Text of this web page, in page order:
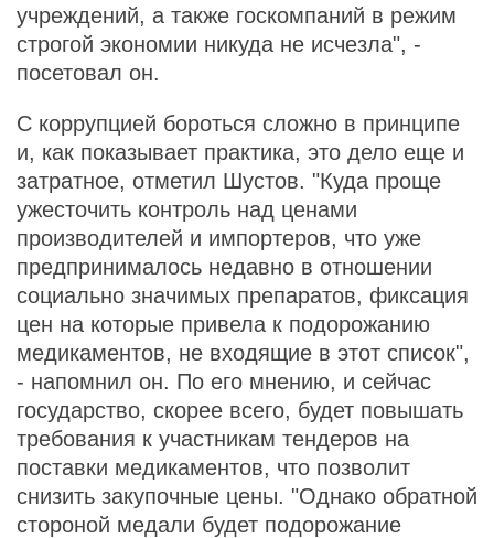
учреждений, а также госкомпаний в режим
строгой экономии никуда не исчезла", -
посетовал он.
С коррупцией бороться сложно в принципе
и, как показывает практика, это дело еще и
затратное, отметил Шустов. "Куда проще
ужесточить контроль над ценами
производителей и импортеров, что уже
предпринималось недавно в отношении
социально значимых препаратов, фиксация
цен на которые привела к подорожанию
медикаментов, не входящие в этот список",
- напомнил он. По его мнению, и сейчас
государство, скорее всего, будет повышать
требования к участникам тендеров на
поставки медикаментов, что позволит
снизить закупочные цены. "Однако обратной
стороной медали будет подорожание